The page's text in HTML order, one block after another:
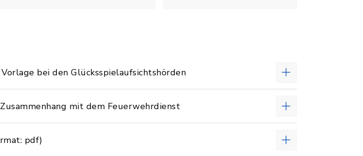
bei den Glücksspielaufsichtshörden
mit dem Feuerwehrdienst
pdf)